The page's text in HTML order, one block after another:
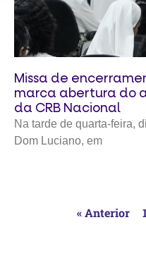
Missa de
marca abertura do
da CRB Nacional
Na tarde de quarta-feira,
Dom Luciano, em
« Anterior